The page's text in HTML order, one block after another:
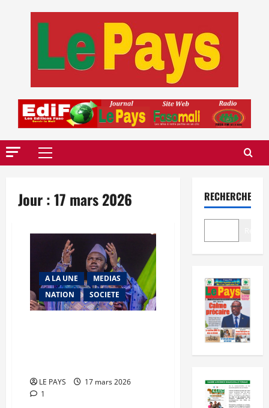
Menu
Jour :17 mars 2026
A LA UNE
MEDIAS
NATION
SOCIETE
LE PAYS
17 mars 2026
1
RECHERCHER